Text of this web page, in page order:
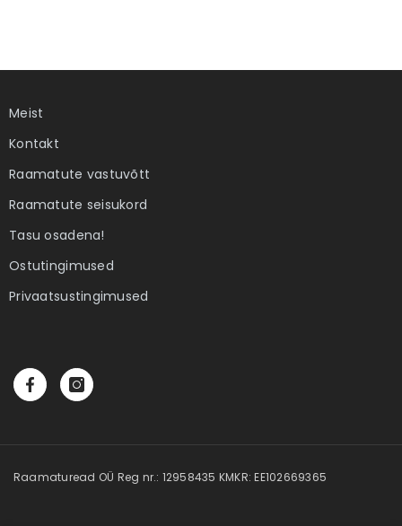
Meist
Kontakt
Raamatute vastuvõtt
Raamatute seisukord
Tasu osadena!
Ostutingimused
Privaatsustingimused
Raamaturead OÜ Reg nr.: 12958435 KMKR: EE102669365